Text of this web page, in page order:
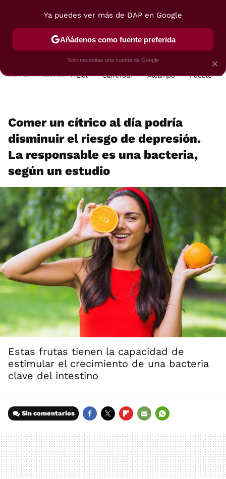
POSTRES VIAJES SELECCIÓN VEGUI
HOY SE HABLA DE Lidl Carrefour Alcampo Pueblo
Comer un cítrico al día podría
disminuir el riesgo de depresión.
La responsable es una bacteria,
según un estudio
Estas frutas tienen la capacidad de
estimular el crecimiento de una bacteria
clave del intestino
Sin comentarios
MAIL
×
Ya puedes ver más de DAP en Google
Añádenos como fuente preferida
Solo necesitas una cuenta de Google